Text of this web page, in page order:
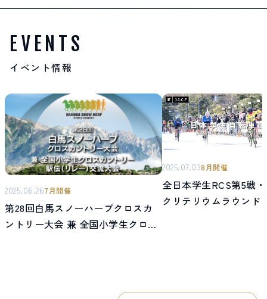
EVENTS
イベント情報
2025.06.267月開催
第28回白馬スノーハープクロスカ
ントリー大会 兼 全国小学生クロス
2025.07.038月開催
全日本学生RCS第5戦
クリテリウムラウンド